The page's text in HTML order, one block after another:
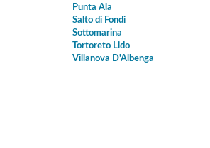
Punta Ala
Salto di Fondi
Sottomarina
Tortoreto Lido
Villanova D'Albenga